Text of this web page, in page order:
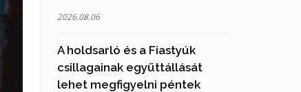
2026.08.06
A holdsarló és a Fiastyúk
csillagainak együttállását
lehet megfigyelni péntek